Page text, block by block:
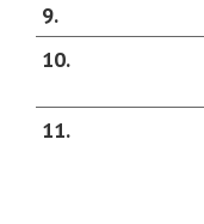
9
10
11